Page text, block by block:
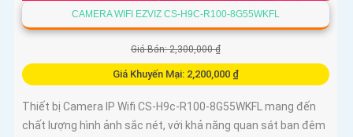
CAMERA WIFI EZVIZ CS-H9C-R100-8G55WKFL
Giá Bán: 2,300,000 ₫
Giá Khuyến Mại: 2,200,000 ₫
Thiết bị Camera IP Wifi CS-H9c-R100-8G55WKFL mang đến
chất lượng hình ảnh sắc nét, với khả năng quan sát ban đêm